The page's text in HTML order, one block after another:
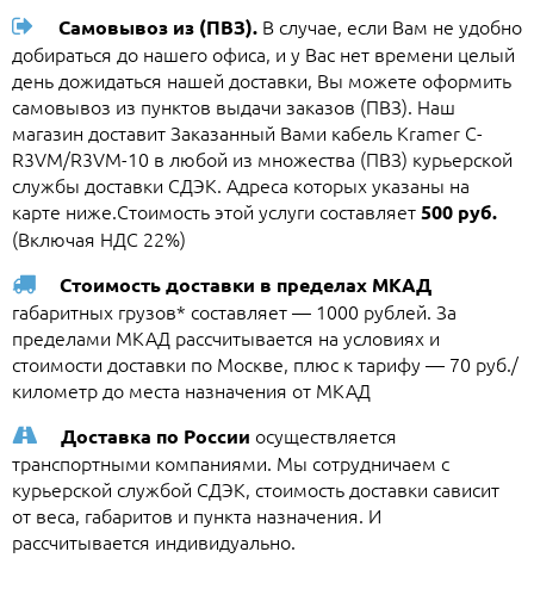
Самовывоз из (ПВЗ). В случае, если Вам не удобно
добираться до нашего офиса, и у Вас нет времени целый
день дожидаться нашей доставки, Вы можете оформить
самовывоз из пунктов выдачи заказов (ПВЗ). Наш
магазин доставит Заказанный Вами кабель Kramer C-
R3VM/R3VM-10 в любой из множества (ПВЗ) курьерской
службы доставки СДЭК. Адреса которых указаны на
карте ниже.Стоимость этой услуги составляет500 руб.
(Включая НДС 22%)
Стоимость доставки в пределах МКАД
габаритных грузов* составляет — 1000 рублей. За
пределами МКАД рассчитывается на условиях и
стоимости доставки по Москве, плюс к тарифу — 70 руб./
километр до места назначения от МКАД
Доставка по России осуществляется
транспортными компаниями. Мы сотрудничаем с
курьерской службой СДЭК, стоимость доставки сависит
от веса, габаритов и пункта назначения. И
рассчитывается индивидуально.